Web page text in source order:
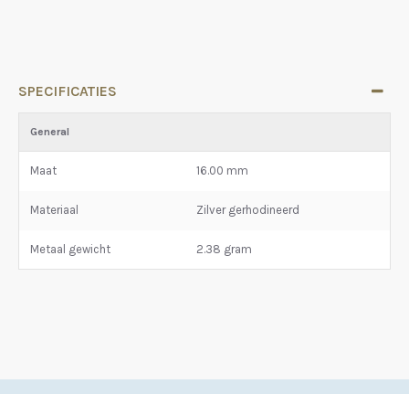
SPECIFICATIES
General
Maat 16.00 mm
Materiaal Zilver gerhodineerd
Metaal gewicht 2.38 gram